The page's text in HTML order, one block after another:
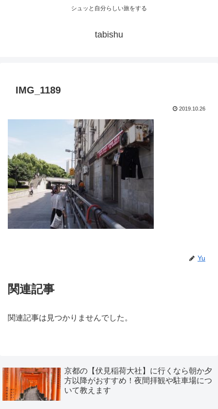
シュッと自分らしい旅をする
tabishu
IMG_1189
2019.10.26
Yu
関連記事
関連記事は見つかりませんでした。
京都の【伏見稲荷大社】に行くなら朝か夕
方以降がおすすめ！夜間拝観や駐車場につ
いて教えます